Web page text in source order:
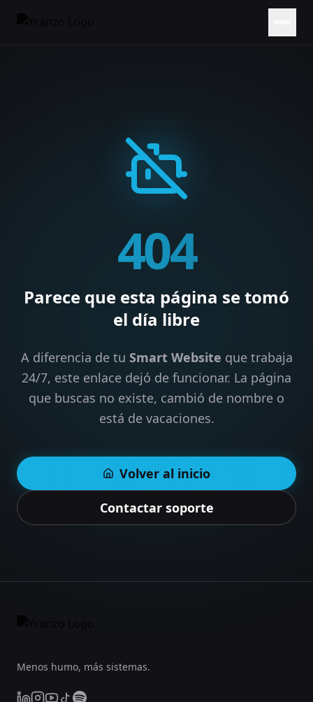
404
Parece que esta página se tomó
el día libre
A diferencia de tu Smart Website que trabaja
24/7, este enlace dejó de funcionar. La página
que buscas no existe, cambió de nombre o
está de vacaciones.
Volver al inicio
Contactar soporte
Menos humo, más sistemas.